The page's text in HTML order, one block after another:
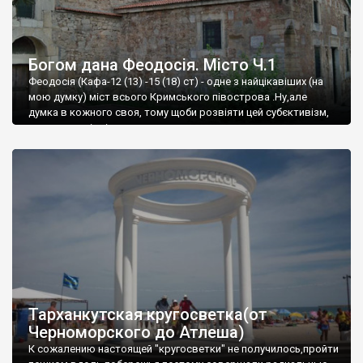
Богом дана Феодосія. Місто Ч.1
Феодосія (Кафа-12 (13) -15 (18) ст) - одне з найцікавіших (на
мою думку) міст всього Кримського півострова .Ну,але
думка в кожного своя, тому щоби розвіяти цей субєктивізм,
запрошую відвідати це
Тарханкутская кругосветка(от
Черноморского до Атлеша)
К сожалению настоящей "кругосветки" не получилось,пройти